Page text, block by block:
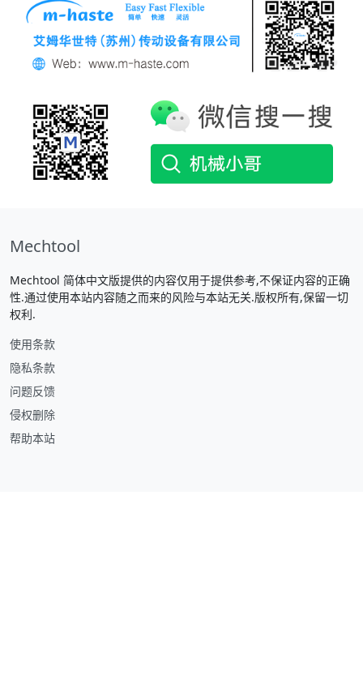
Mechtool
Mechtool 简体中文版提供的内容仅用于提供参考,不保证内容的正确
性.通过使用本站内容随之而来的风险与本站无关.版权所有,保留一切
权利.
使用条款
隐私条款
问题反馈
侵权删除
帮助本站